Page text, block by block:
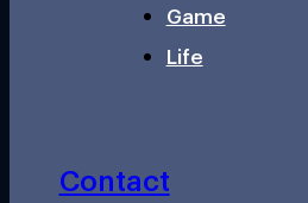
Game
Life
Contact